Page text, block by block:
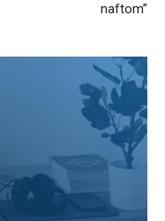
naftom”